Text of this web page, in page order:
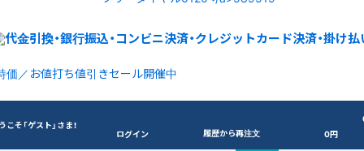
価／お値打ち値引きセール開催中
こそ「ゲスト」さま！
ログイン 履歴から再注文
0円